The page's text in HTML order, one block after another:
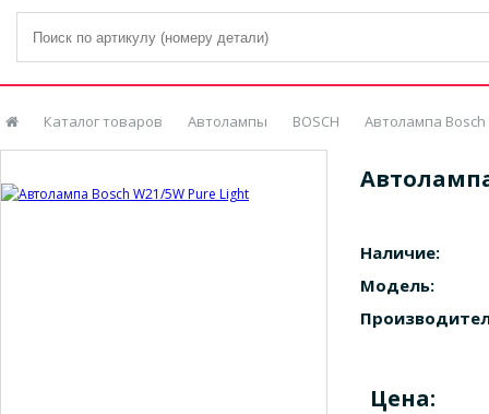
Каталог товаров Автолампы BOSCH Автолампа Bosch
Наличие:
Модель:
Цена: